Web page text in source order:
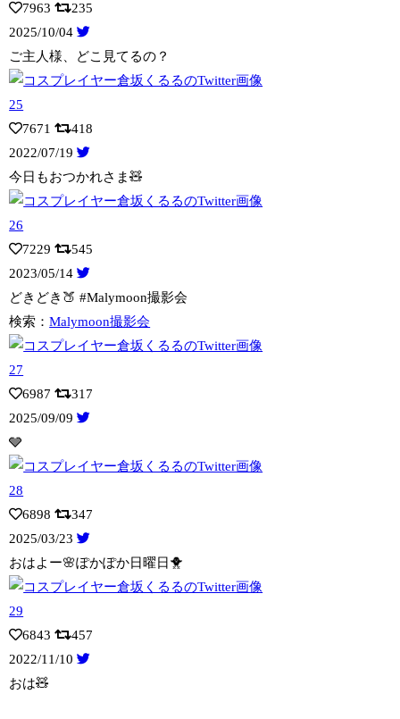
7963
235
2025/10/04
ご主人様、どこ見てるの？
7671
418
2022/07/19
今日もおつかれさま🧸
7229
545
2023/05/14
どきどき🍑 #Malymoon撮影会
検索：Malymoon撮影会
6987
317
2025/09/09
🩶
6898
347
2025/03/23
おはよー🌸ぽかぽか日曜日🐥
6843
457
2022/11/10
おは🧸